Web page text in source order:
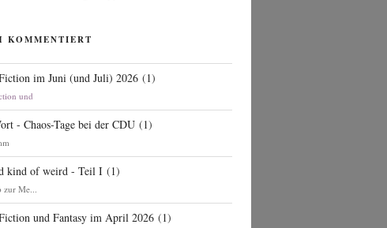
KOMMENTIERT
im Juni (und Juli) 2026 (1)
und
- Chaos-Tage bei der CDU (1)
kind of weird - Teil I (1)
Me...
und Fantasy im April 2026 (1)